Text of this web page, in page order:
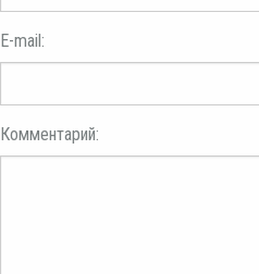
E-mail:
Комментарий: